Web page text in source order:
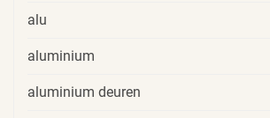
alu
aluminium
aluminium deuren